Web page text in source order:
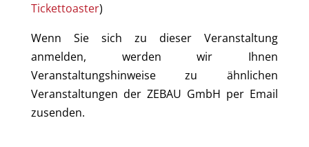
Tickettoaster)
Wenn Sie sich zu dieser Veranstaltung
anmelden, werden wir Ihnen
Veranstaltungshinweise zu ähnlichen
Veranstaltungen der ZEBAU GmbH per Email
zusenden.